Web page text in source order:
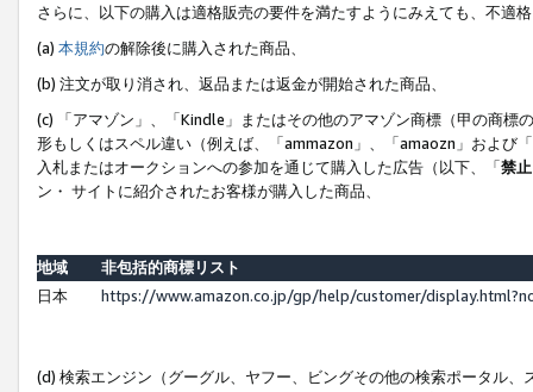
さらに、以下の購入は適格販売の要件を満たすようにみえても、不適
(a) 本規約の解除後に購入された商品、
(b) 注文が取り消され、返品または返金が開始された商品、
(c) 「アマゾン」、「Kindle」またはその他のアマゾン商標（甲の商
形もしくはスペル違い（例えば、「ammazon」、「amaozn」および
入札またはオークションへの参加を通じて購入した広告（以下、「禁
ン・ サイトに紹介されたお客様が購入した商品、
地域
非包括的商標リスト
日本
https://www.amazon.co.jp/gp/help/customer/
(d) 検索エンジン（グーグル、ヤフー、ビングその他の検索ポータル